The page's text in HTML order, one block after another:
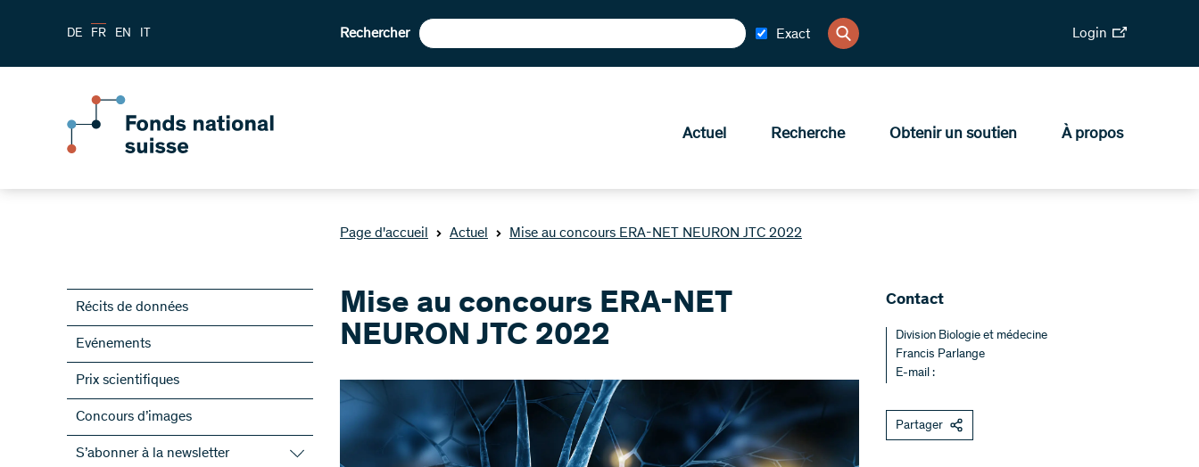
DE FR EN IT Rechercher Exact Login
Actuel Recherche Obtenir un soutien À propos
Page d'accueil Actuel Mise au concours ERA-NET NEURON JTC 2022
Récits de données
Evénements
Prix scientifiques
Concours d’images
S’abonner à la newsletter
Mise au concours ERA-NET
NEURON JTC 2022
Contact
Division Biologie et médecine
Francis Parlange
E-mail :
Partager